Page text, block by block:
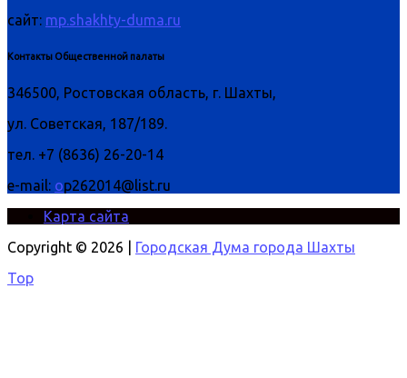
сайт: mp.shakhty-duma.ru
Контакты Общественной палаты
346500, Ростовская область, г. Шахты,
ул. Советская, 187/189.
тел. +7 (8636) 26-20-14
e-mail: op262014@list.ru
Карта сайта
Copyright © 2026 |
Городская Дума города Шахты
Top